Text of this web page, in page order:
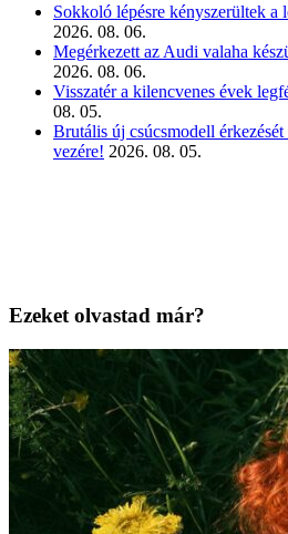
Sokkoló lépésre kényszerültek a
2026. 08. 06.
Megérkezett az Audi valaha
2026. 08. 06.
Visszatér a kilencvenes évek
08. 05.
Brutális új csúcsmodell
vezére! 2026. 08. 05.
Ezeket olvastad már?